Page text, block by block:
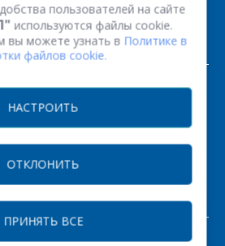
пользователей на сайте
используются файлы cookie.
вы можете узнать в Политике в
файлов cookie.
НАСТРОИТЬ
ОТКЛОНИТЬ
ПРИНЯТЬ ВСЕ
338 12 94 УНП 100386629
от 01.08.2013 г.
Все права защищены.
САЙТА
ЗАКАЗАТЬ